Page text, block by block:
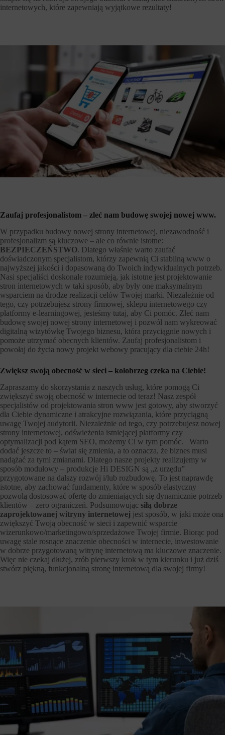
internetowych, które zapewniają wyjątkowe rezultaty!
Zaufaj profesjonalistom – zleć nam budowę swojej nowej www.
W przypadku budowy nowej strony internetowej, niezawodność i
profesjonalizm są kluczowe – ale co równie istotne:
BEZPIECZEŃSTWO. Dlatego właśnie warto zaufać
doświadczonym specjalistom, którzy zapewnią Ci stabilną www o
najwyższej jakości i dopasowaną do Twoich indywidualnych potrzeb.
Nasi specjaliści doskonale rozumieją, jak istotne jest projektowanie
stron internetowych w taki sposób, aby były one maksymalnym
wsparciem na drodze realizacji celów Twojej marki. Niezależnie od
tego, czy potrzebujesz strony firmowej, sklepu internetowego czy
platformy e-learningowej, jesteśmy tutaj, aby Ci pomóc. Zleć nam
budowę swojej nowej strony internetowej i pozwól nam wykreować
digitalną wizytówkę Twojego biznesu, która przyciągnie nowych i
pomoże utrzymać obecnych klientów. Zaufaj profesjonalistom i
powołaj do życia nowy projekt webowy pracujący dla ciebie 24h!
Zwiększ swoją obecność w sieci – kołobrzeg czeka na Ciebie!
Zapraszamy do skorzystania z naszych usług, które pomogą Ci
zwiększyć swoją obecność w internecie od teraz! Nasz zespół
specjalistów od projektowania stron www jest gotowy, aby stworzyć
dla Ciebie dynamiczne i atrakcyjne rozwiązania, które przyciągną
uwagę Twojej audytorii. Niezależnie od tego, czy potrzebujesz nowej
strony internetowej, odświeżenia istniejącej platformy czy
optymalizacji pod kątem SEO, możemy Ci w tym pomóc. Warto
dodać jeszcze to – świat się zmienia, a to oznacza, że biznes musi
nadążać za tymi zmianami. Dlatego nasze projekty realizujemy w
sposób modułowy – produkcje Hi DESIGN są „z urzędu”
przygotowane na dalszy rozwój i/lub rozbudowę. To jest naprawdę
istotne, aby zachować fundamenty, które w sposób elastyczny
pozwolą dostosować ofertę do zmieniających się dynamicznie potrzeb
klientów – zero ograniczeń. Podsumowując siłą dobrze
zaprojektowanej witryny internetowej jest sposób, w jaki może ona
zwiększyć Twoją obecność w sieci i zapewnić wsparcie
wizerunkowo/marketingowo/sprzedażowe Twojej firmie. Biorąc pod
uwagę stale rosnące znaczenie obecności w internecie, inwestowanie
w dobrze przygotowaną witrynę internetową ma kluczowe znaczenie.
Więc nie czekaj dłużej, zrób pierwszy krok w tym kierunku i już dziś
stwórz piękną, funkcjonalną stronę internetową dla swojej firmy!